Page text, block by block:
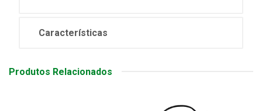
Características
Produtos Relacionados